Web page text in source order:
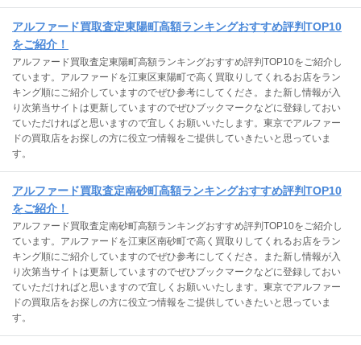
アルファード買取査定東陽町高額ランキングおすすめ評判TOP10
をご紹介！
アルファード買取査定東陽町高額ランキングおすすめ評判TOP10をご紹介し
ています。アルファードを江東区東陽町で高く買取りしてくれるお店をラン
キング順にご紹介していますのでぜひ参考にしてくださ。また新し情報が入
り次第当サイトは更新していますのでぜひブックマークなどに登録しておい
ていただければと思いますので宜しくお願いいたします。東京でアルファー
ドの買取店をお探しの方に役立つ情報をご提供していきたいと思っていま
す。
アルファード買取査定南砂町高額ランキングおすすめ評判TOP10
をご紹介！
アルファード買取査定南砂町高額ランキングおすすめ評判TOP10をご紹介し
ています。アルファードを江東区南砂町で高く買取りしてくれるお店をラン
キング順にご紹介していますのでぜひ参考にしてくださ。また新し情報が入
り次第当サイトは更新していますのでぜひブックマークなどに登録しておい
ていただければと思いますので宜しくお願いいたします。東京でアルファー
ドの買取店をお探しの方に役立つ情報をご提供していきたいと思っていま
す。